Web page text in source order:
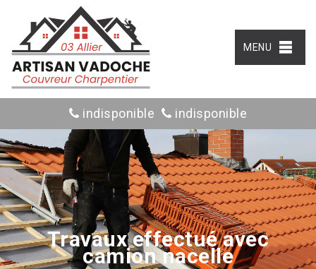
MENU
indisponible indisponible
Travaux effectué avec
camion nacelle